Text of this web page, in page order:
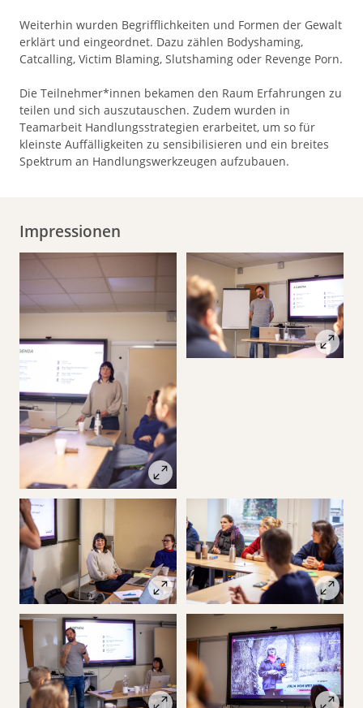
Weiterhin wurden Begrifflichkeiten und Formen der Gewalt
erklärt und eingeordnet. Dazu zählen Bodyshaming,
Catcalling, Victim Blaming, Slutshaming oder Revenge Porn.
Die Teilnehmer*innen bekamen den Raum Erfahrungen zu
teilen und sich auszutauschen. Zudem wurden in
Teamarbeit Handlungsstrategien erarbeitet, um so für
kleinste Auffälligkeiten zu sensibilisieren und ein breites
Spektrum an Handlungswerkzeugen aufzubauen.
Impressionen